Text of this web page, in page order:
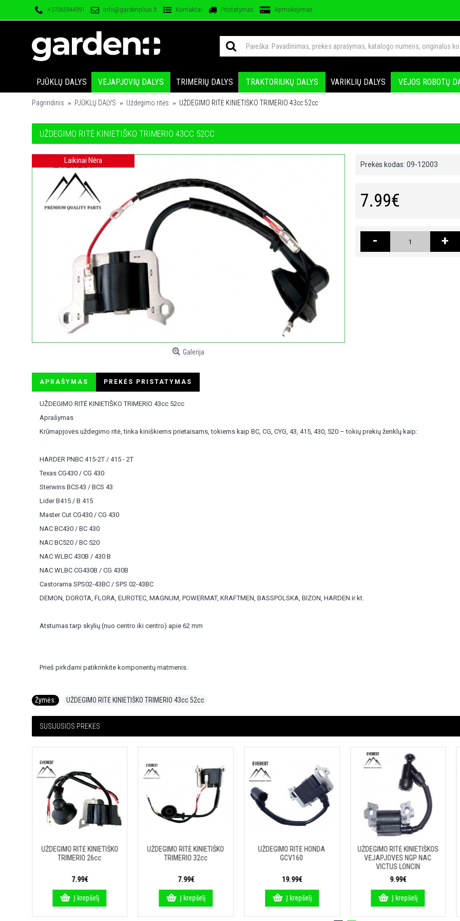
+37065944991 info@gardenplius.lt Kontaktai Pristatymas Apmokėjimas
PJŪKLŲ DALYS VEJAPJOVIŲ DALYS TRIMERIŲ DALYS TRAKTORIUKŲ DALYS VARIKLIŲ DALYS VEJOS ROBOTŲ
Pagrindinis PJŪKLŲ DALYS Uždegimo ritės UŽDEGIMO RITĖ KINIETIŠKO TRIMERIO 43cc 52cc
UŽDEGIMO RITĖ KINIETIŠKO TRIMERIO 43CC 52CC
Laikinai Nėra
Galerija
Prekės kodas: 09-12003
7.99€
- +
APRAŠYMAS PREKĖS PRISTATYMAS
UŽDEGIMO RITĖ KINIETIŠKO TRIMERIO 43cc 52cc
Aprašymas
Krūmapjovės uždegimo ritė, tinka kiniškiems prietaisams, tokiems kaip BC, CG, CYG, 43, 415, 430, 520 – tokių prekių ženklų kaip:
HARDER PNBC 415-2T / 415 - 2T
Texas CG430 / CG 430
Sterwins BCS43 / BCS 43
Lider B415 / B 415
Master Cut CG430 / CG 430
NAC BC430 / BC 430
NAC BC520 / BC 520
NAC WLBC 430B / 430 B
NAC WLBC CG430B / CG 430B
Castorama SPS02-43BC / SPS 02-43BC
DEMON, DOROTA, FLORA, EUROTEC, MAGNUM, POWERMAT, KRAFTMEN, BASSPOLSKA, BIZON, HARDEN ir kt.
Atstumas tarp skylių (nuo centro iki centro) apie 62 mm
Prieš pirkdami patikrinkite komponentų matmenis.
Žymės: UŽDEGIMO RITĖ KINIETIŠKO TRIMERIO 43cc 52cc
SUSIJUSIOS PREKĖS
UŽDEGIMO RITĖ KINIETIŠKO
TRIMERIO 26cc
7.99€
Į krepšelį
UŽDEGIMO RITĖ KINIETIŠKO
TRIMERIO 32cc
7.99€
Į krepšelį
UŽDEGIMO RITĖ HONDA
GCV160
19.99€
Į krepšelį
UŽDEGIMO RITĖ KINIETIŠKOS
VĖJAPJOVĖS NGP NAC
VICTUS LONCIN
9.99€
Į krepšelį